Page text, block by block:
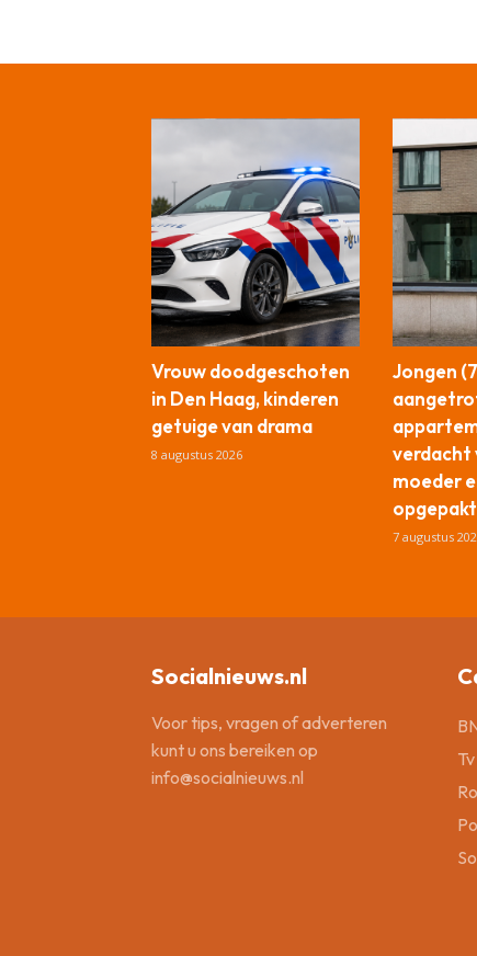
Vrouw doodgeschoten
in Den Haag, kinderen
getuige van drama
8 augustus 2026
Jongen
verdacht
moeder
opgepakt
7 augustus
Socialnieuws.nl
Voor tips, vragen of adverteren
kunt u ons bereiken op
info@socialnieuws.nl
Tv